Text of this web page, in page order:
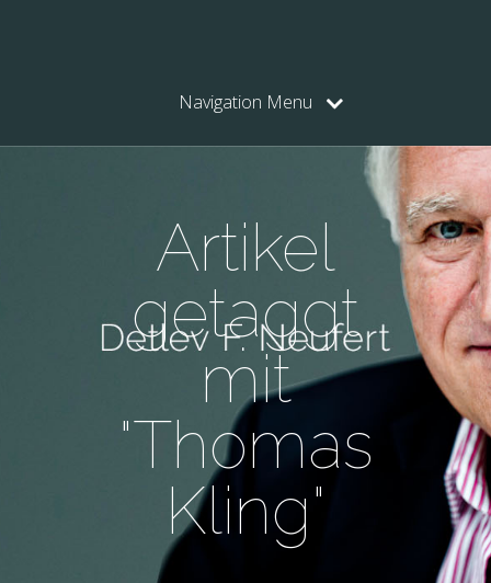
Navigation Menu
Artikel
getaggt
mit
"Thomas
Kling"